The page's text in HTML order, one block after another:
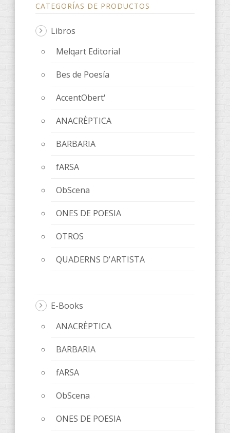
CATEGORÍAS DE PRODUCTOS
Libros
Melqart Editorial
Bes de Poesía
AccentObert'
ANACRÈPTICA
BARBARIA
fARSA
ObScena
ONES DE POESIA
OTROS
QUADERNS D'ARTISTA
E-Books
ANACRÈPTICA
BARBARIA
fARSA
ObScena
ONES DE POESIA